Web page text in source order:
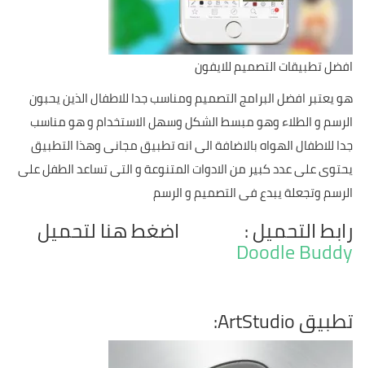
افضل تطبيقات التصميم للايفون
هو يعتبر افضل البرامج التصميم ومناسب جدا للاطفال الذين يحبون
الرسم و الطلاء وهو مبسط الشكل وسهل الاستخدام و هو مناسب
جدا للاطفال الهواه بالاضافة الى انه تطبيق مجانى وهذا التطبيق
يحتوى على عدد كبير من الادوات المتنوعة و التى تساعد الطفل على
الرسم وتجعلة يبدع فى التصميم و الرسم
رابط التحميل : اضغط هنا لتحميل
Doodle Buddy
تطبيق ArtStudio: